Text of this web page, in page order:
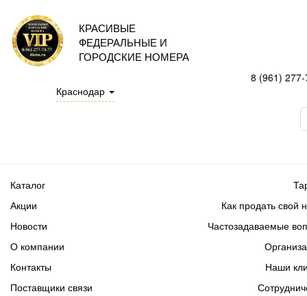
КРАСИВЫЕ
ФЕДЕРАЛЬНЫЕ И
ГОРОДСКИЕ НОМЕРА
Краснодар
8 (961)
Каталог
Акции
Новости
Как продать свой
Частозадаваемые
О компании
Контакты
Поставщики связи
Наши